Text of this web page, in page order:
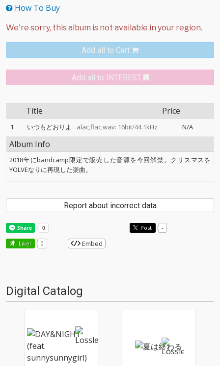
How To Buy
Add all to Cart
Add all to INTEREST
Title Price
1 いつもどおりよ alac,flac,wav: 16bit/44.1kHz N/A
Album Info
2018年にbandcamp限定で販売した音源を今回解禁。クリスマスを
YOLVEなりに再現した楽曲。
Report about incorrect data
Post -
Like! 0 Embed
Digital Catalog